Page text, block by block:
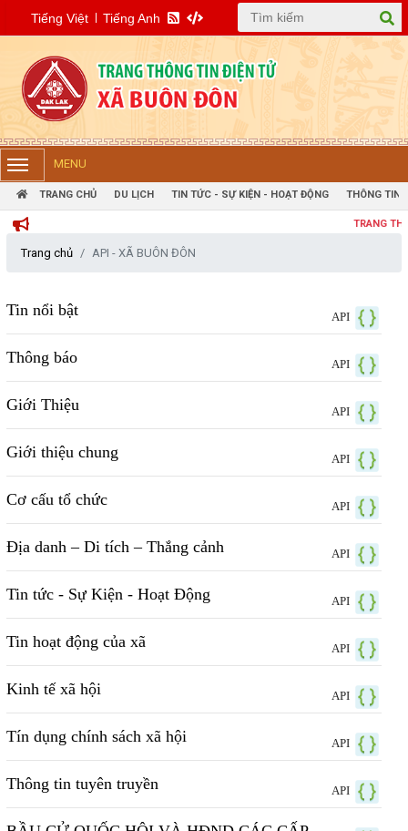
Tiếng Việt Tiếng Anh
MENU
TRANG CHỦ DU LỊCH TIN TỨC - SỰ KIỆN - HOẠT ĐỘNG THÔNG TIN
TRANG THÔNG TIN
Trang chủ API - XÃ BUÔN ĐÔN
Tin nổi bật API
Thông báo API
Giới Thiệu API
Giới thiệu chung API
Cơ cấu tổ chức API
Địa danh – Di tích – Thắng cảnh API
Tin tức - Sự Kiện - Hoạt Động API
Tin hoạt động của xã API
Kinh tế xã hội API
Tín dụng chính sách xã hội API
Thông tin tuyên truyền API